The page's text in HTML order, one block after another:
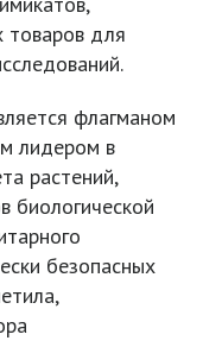
товаров для
флагманом
лидером в
растений,
биологической
безопасных